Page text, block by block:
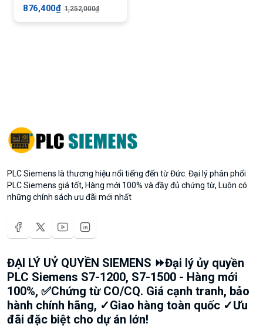
876,400₫ 1,252,000₫
PLC Siemens là thương hiệu nổi tiếng đến từ Đức. Đại lý phân phối
PLC Siemens giá tốt, Hàng mới 100% và đầy đủ chứng từ, Luôn có
những chính sách ưu đãi mới nhất
ĐẠI LÝ UỶ QUYỀN SIEMENS ⏩Đại lý ủy quyền
PLC Siemens S7-1200, S7-1500 - Hàng mới
100%, ✅Chứng từ CO/CQ. Giá cạnh tranh, bảo
hành chính hãng, ✓Giao hàng toàn quốc ✓Ưu
đãi đặc biệt cho dự án lớn!